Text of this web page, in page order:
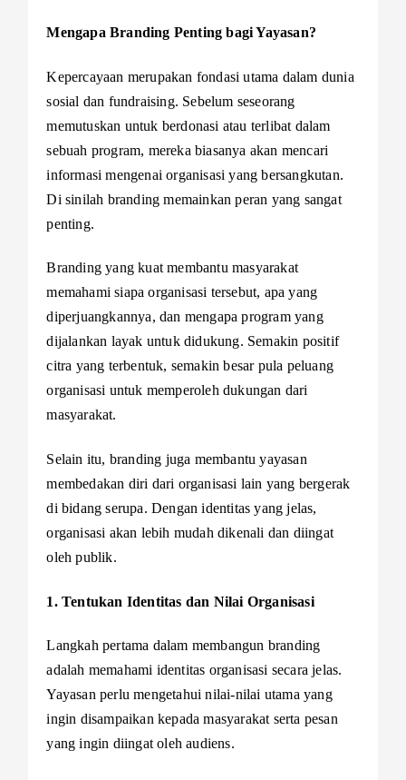
Mengapa Branding Penting bagi Yayasan?
Kepercayaan merupakan fondasi utama dalam dunia
sosial dan fundraising. Sebelum seseorang
memutuskan untuk berdonasi atau terlibat dalam
sebuah program, mereka biasanya akan mencari
informasi mengenai organisasi yang bersangkutan.
Di sinilah branding memainkan peran yang sangat
penting.
Branding yang kuat membantu masyarakat
memahami siapa organisasi tersebut, apa yang
diperjuangkannya, dan mengapa program yang
dijalankan layak untuk didukung. Semakin positif
citra yang terbentuk, semakin besar pula peluang
organisasi untuk memperoleh dukungan dari
masyarakat.
Selain itu, branding juga membantu yayasan
membedakan diri dari organisasi lain yang bergerak
di bidang serupa. Dengan identitas yang jelas,
organisasi akan lebih mudah dikenali dan diingat
oleh publik.
1. Tentukan Identitas dan Nilai Organisasi
Langkah pertama dalam membangun branding
adalah memahami identitas organisasi secara jelas.
Yayasan perlu mengetahui nilai-nilai utama yang
ingin disampaikan kepada masyarakat serta pesan
yang ingin diingat oleh audiens.